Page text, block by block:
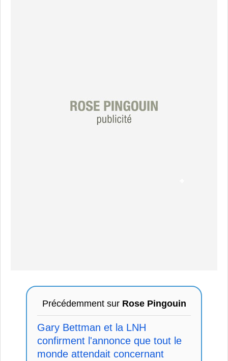
Précédemment sur Rose Pingouin
Gary Bettman et la LNH
confirment l'annonce que tout le
monde attendait concernant